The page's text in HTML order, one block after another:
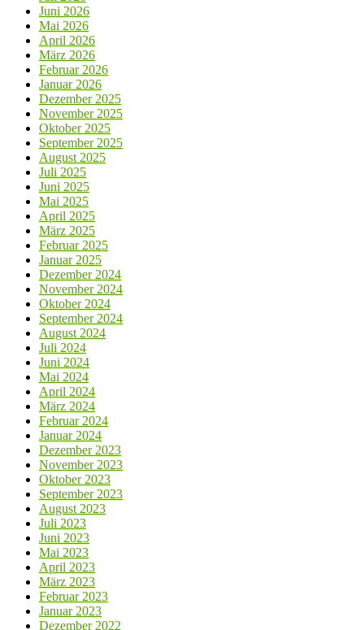
Juni 2026
Mai 2026
April 2026
März 2026
Februar 2026
Januar 2026
Dezember 2025
November 2025
Oktober 2025
September 2025
August 2025
Juli 2025
Juni 2025
Mai 2025
April 2025
März 2025
Februar 2025
Januar 2025
Dezember 2024
November 2024
Oktober 2024
September 2024
August 2024
Juli 2024
Juni 2024
Mai 2024
April 2024
März 2024
Februar 2024
Januar 2024
Dezember 2023
November 2023
Oktober 2023
September 2023
August 2023
Juli 2023
Juni 2023
Mai 2023
April 2023
März 2023
Februar 2023
Januar 2023
Dezember 2022